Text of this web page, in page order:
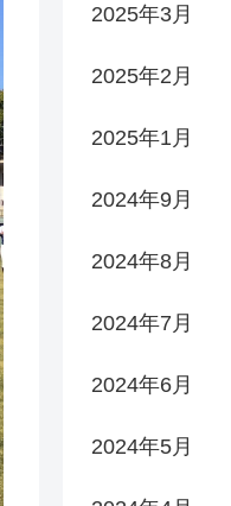
2025年3月
2025年2月
2025年1月
2024年9月
2024年8月
2024年7月
2024年6月
2024年5月